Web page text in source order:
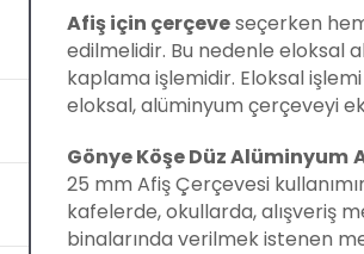
Afiş için çerçeveseçerken
edilmelidir. Bu nedenle eloksal
kaplama işlemidir. Eloksal
eloksal, alüminyum çerçeveyi
Gönye Köşe Düz Alüminyum
25 mm Afiş Çerçevesi
kafelerde, okullarda, alışveriş
binalarında verilmek istenen